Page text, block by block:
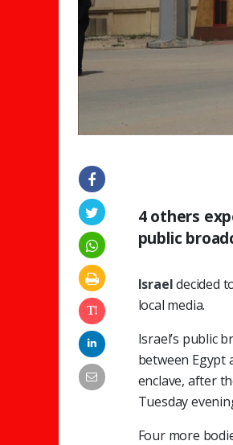
4 others
public
Israeldecided
local media.
Israel’s public
between Egypt
enclave, after
Tuesday
Four more